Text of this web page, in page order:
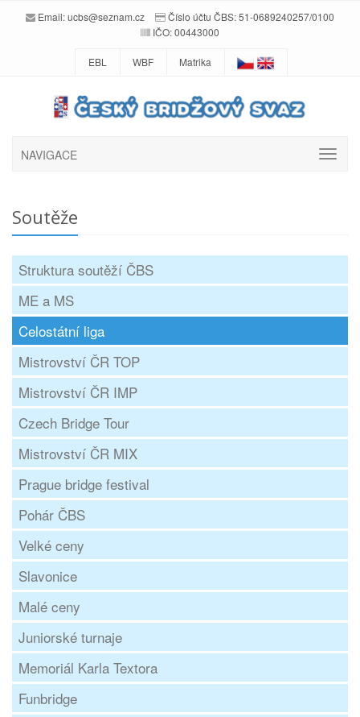
Email:ucbs@seznam.cz
Číslo účtu ČBS: 51-0689240257/0100
IČO: 00443000
EBL WBF Matrika
NAVIGACE
Soutěže
Struktura soutěží ČBS
ME a MS
Celostátní liga
Mistrovství ČR TOP
Mistrovství ČR IMP
Czech Bridge Tour
Mistrovství ČR MIX
Prague bridge festival
Pohár ČBS
Velké ceny
Slavonice
Malé ceny
Juniorské turnaje
Memoriál Karla Textora
Funbridge